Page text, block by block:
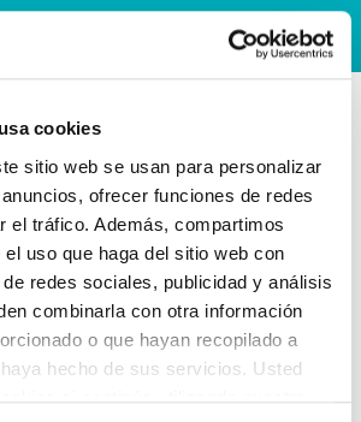
cookies
sitio web se usan para personalizar
ofrecer funciones de redes
el tráfico. Además, compartimos
uso que haga del sitio web con
redes sociales, publicidad y análisis
combinarla con otra información
o que hayan recopilado a
hecho de sus servicios. Usted